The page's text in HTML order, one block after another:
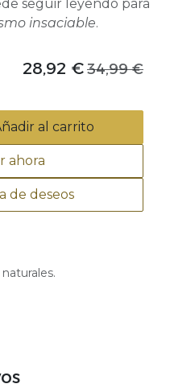
seguir leyendo para
insaciable.
al carrito
ahora
de deseos
28,92 €34,99€